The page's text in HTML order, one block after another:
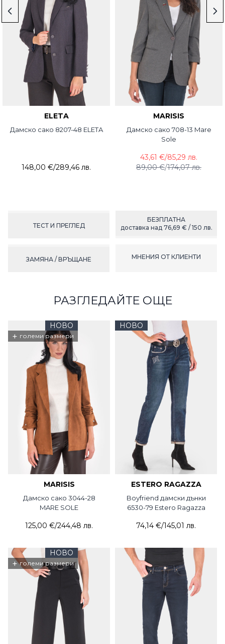
ELETA
Дамско сако 8207-48 ELETA
148,00 €/289,46 лв.
MARISIS
Дамско сако 708-13 Mare
Sole
89,00 €/174,07 лв.
43,61 €/85,29 лв.
ТЕСТ И ПРЕГЛЕД
БЕЗПЛАТНА
доставка над 76,69 € / 150 лв.
ЗАМЯНА / ВРЪЩАНЕ МНЕНИЯ ОТ КЛИЕНТИ
РАЗГЛЕДАЙТЕ ОЩЕ
НОВО
+ големи размери
MARISIS
Дамско сако 3044-28
MARE SOLE
125,00 €/244,48 лв.
НОВО
ESTERO RAGAZZA
Boyfriend дамски дънки
6530-79 Estero Ragazza
74,14 €/145,01 лв.
НОВО
+ големи размери